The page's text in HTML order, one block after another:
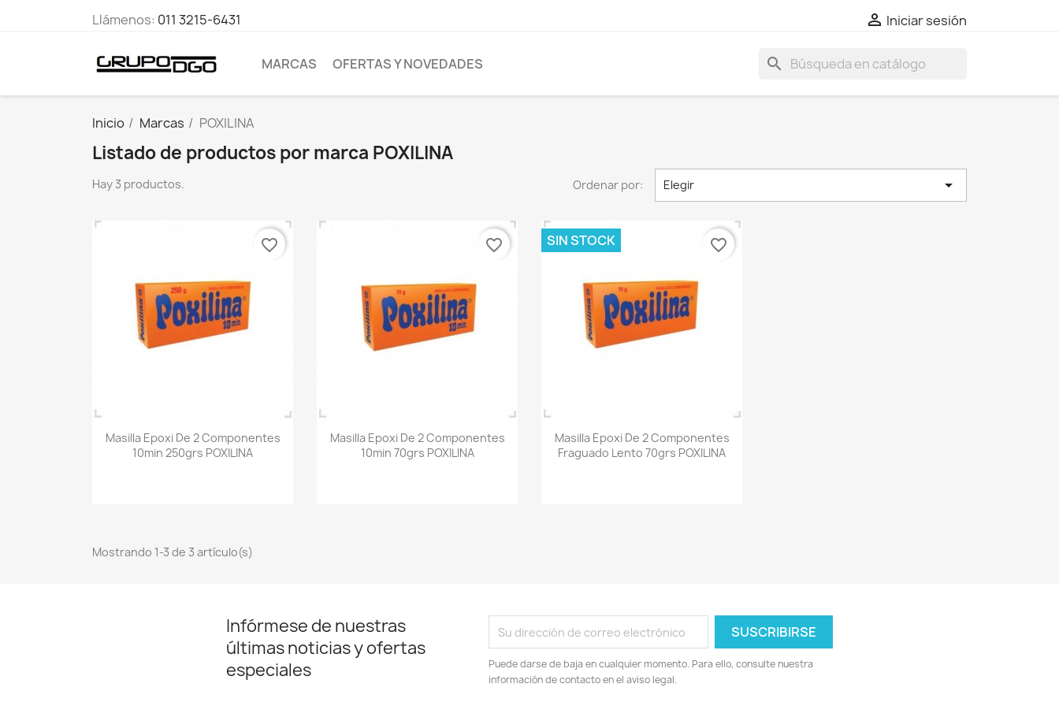
Llámenos: 011 3215-6431  Iniciar sesión
MARCAS OFERTAS Y NOVEDADES search
Inicio Marcas POXILINA
Listado de productos por marca POXILINA
Hay 3 productos. Ordenar por: Elegir 
Vista rápida
Masilla Epoxi De 2 Componentes
10min 250grs POXILINA
favorite_border
Vista rápida
Masilla Epoxi De 2 Componentes
10min 70grs POXILINA
favorite_border
Vista rápida
Masilla Epoxi De 2 Componentes
Fraguado Lento 70grs POXILINA
SIN STOCK favorite_border
Mostrando 1-3 de 3 artículo(s)
Infórmese de nuestras
últimas noticias y ofertas
especiales
Puede darse de baja en cualquier momento. Para ello, consulte nuestra
información de contacto en el aviso legal.